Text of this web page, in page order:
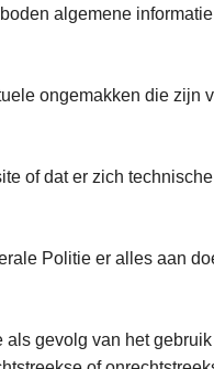
algemene
ongemakken die zijn
of dat er zich
Politie er alles aan
gevolg van het